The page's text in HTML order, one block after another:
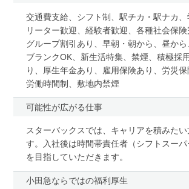
交通費支給、シフト制、駅チカ・駅ナカ、
リーター歓迎、経験者歓迎、各種社会保
グループ割引あり、早朝・朝から、昼から
ブランクOK、新生活特集、禁煙、積極採
り、厚生年金あり、雇用保険あり、労災
労働時間制、敷地内禁煙
可能性が広がる仕事
スターバックスでは、キャリアを積みたい
す。入社後は時間帯責任者（シフトスーパ
を目指していただきます。
小田急ならではの福利厚生